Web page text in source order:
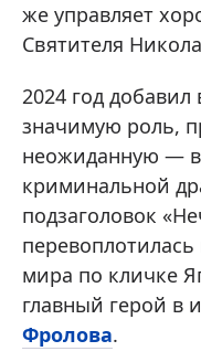
же управляет
Святителя
2024 год
значимую роль,
неожиданную —
криминальной
подзаголовок
перевоплотилась
мира по кличке
главный герой в
Фролова.